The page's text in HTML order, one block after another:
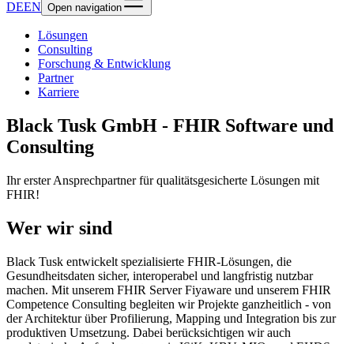
DEEN Open navigation
Lösungen
Consulting
Forschung & Entwicklung
Partner
Karriere
Black Tusk GmbH - FHIR Software und
Consulting
Ihr erster Ansprechpartner für qualitätsgesicherte Lösungen mit
FHIR!
Wer wir sind
Black Tusk entwickelt spezialisierte FHIR-Lösungen, die
Gesundheitsdaten sicher, interoperabel und langfristig nutzbar
machen. Mit unserem FHIR Server Fiyaware und unserem FHIR
Competence Consulting begleiten wir Projekte ganzheitlich - von
der Architektur über Profilierung, Mapping und Integration bis zur
produktiven Umsetzung. Dabei berücksichtigen wir auch